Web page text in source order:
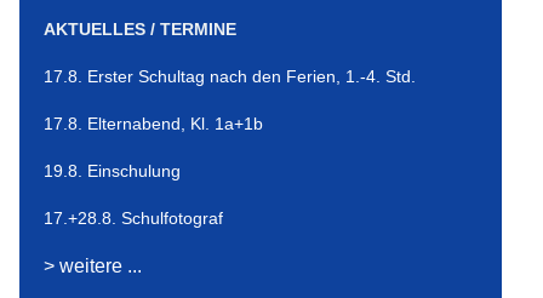
AKTUELLES / TERMINE
17.8. Erster Schultag nach den Ferien, 1.-4. Std.
17.8. Elternabend, Kl. 1a+1b
19.8. Einschulung
17.+28.8. Schulfotograf
> weitere ...